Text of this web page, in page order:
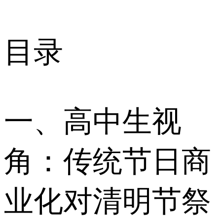
目录
一、高中生视
角：传统节日商
业化对清明节祭